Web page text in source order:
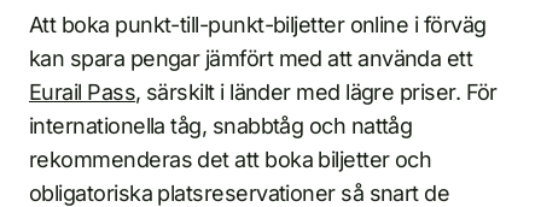
Att boka punkt-till-punkt-biljetter online i förväg
kan spara pengar jämfört med att använda ett
Eurail Pass, särskilt i länder med lägre priser. För
internationella tåg, snabbtåg och nattåg
rekommenderas det att boka biljetter och
obligatoriska platsreservationer så snart de